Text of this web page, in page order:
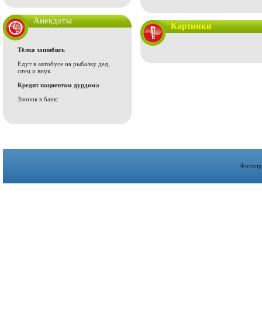
Анекдоты
Тёлка зашибись
Едут в автобусе на рыбалку дед,
отец и внук.
Кредит пациентам дурдома
Звонок в банк:
Картинки